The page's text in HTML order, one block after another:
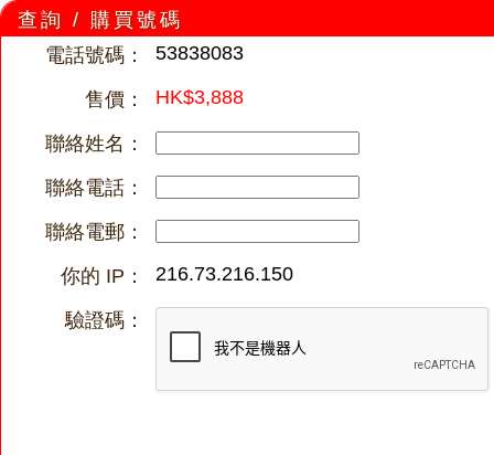
查詢 / 購買號碼
電話號碼：
53838083
售價： HK$3,888
聯絡姓名：
聯絡電話：
聯絡電郵：
你的 IP：
216.73.216.150
驗證碼：